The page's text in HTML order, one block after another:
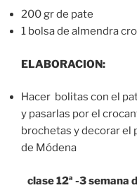
200 gr de pate
1 bolsa de almendra
ELABORACION:
Hacer bolitas con el
y pasarlas por el
brochetas y decorar el
de Módena
clase 12ª -3 semana